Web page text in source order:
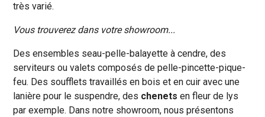
très varié.
Vous trouverez dans votre showroom...
Des ensembles seau-pelle-balayette à cendre, des
serviteurs ou valets composés de pelle-pincette-pique-
feu. Des soufflets travaillés en bois et en cuir avec une
lanière pour le suspendre, des chenets en fleur de lys
par exemple. Dans notre showroom, nous présentons